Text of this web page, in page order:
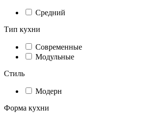
Средний
Тип кухни
Современные
Модульные
Стиль
Модерн
Форма кухни